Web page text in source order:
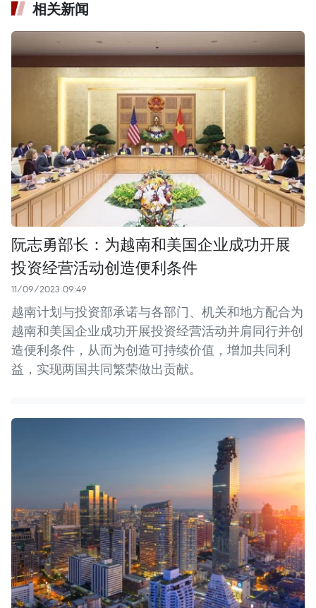
相关新闻
阮志勇部长：为越南和美国企业成功开展
投资经营活动创造便利条件
11/09/2023 09:49
越南计划与投资部承诺与各部门、机关和地方配合为
越南和美国企业成功开展投资经营活动并肩同行并创
造便利条件，从而为创造可持续价值，增加共同利
益，实现两国共同繁荣做出贡献。